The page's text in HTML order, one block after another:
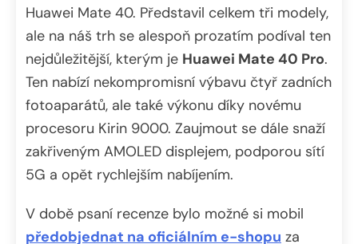
Huawei Mate 40. Představil celkem tři modely,
ale na náš trh se alespoň prozatím podíval ten
nejdůležitější, kterým je Huawei Mate 40 Pro.
Ten nabízí nekompromisní výbavu čtyř zadních
fotoaparátů, ale také výkonu díky novému
procesoru Kirin 9000. Zaujmout se dále snaží
zakřiveným AMOLED displejem, podporou sítí
5G a opět rychlejším nabíjením.
V době psaní recenze bylo možné si mobil
předobjednat na oficiálním e-shopu za